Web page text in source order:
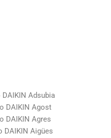
Adsubia
DAIKIN Agost
DAIKIN Agres
DAIKIN Aigües